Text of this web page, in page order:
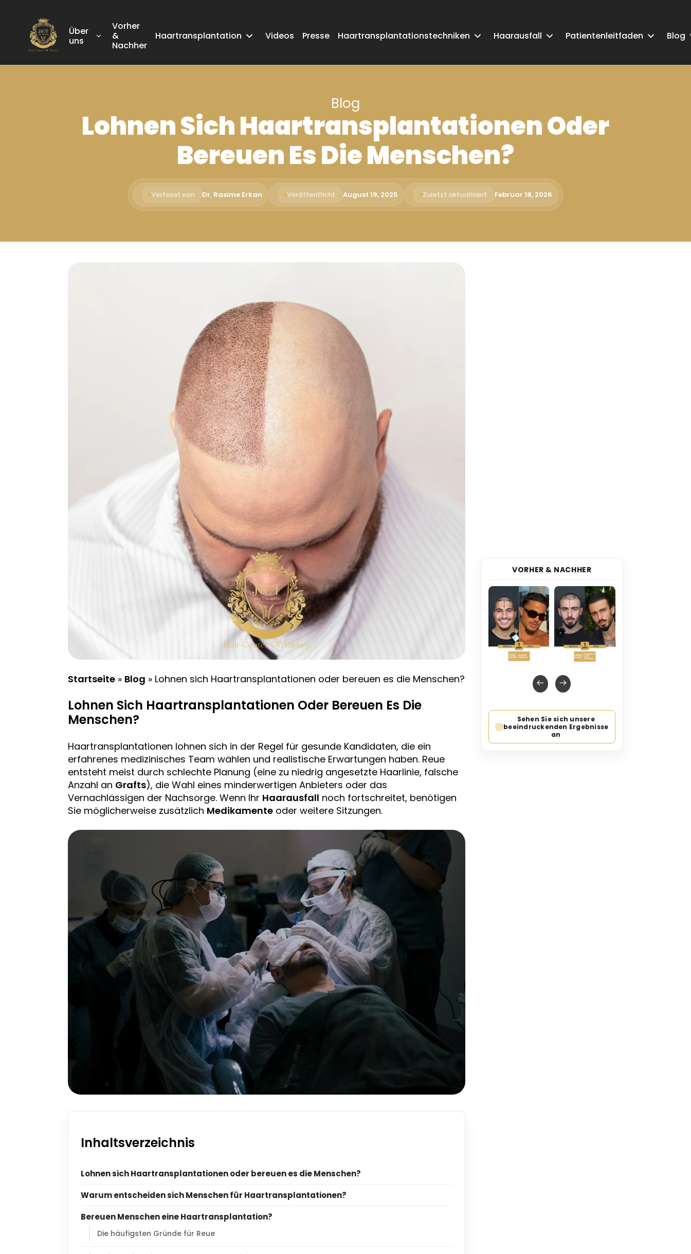
Über
uns
Vorher
&
Nachher
Haartransplantation Videos Presse Haartransplantationstechniken Haarausfall Patientenleitfaden Blog
Blog
Lohnen Sich Haartransplantationen Oder
Bereuen Es Die Menschen?
Verfasst von: Dr. Rasime Erkan Veröffentlicht: August 19, 2025 Zuletzt aktualisiert: Februar 18, 2026
Startseite » Blog » Lohnen sich Haartransplantationen oder bereuen es die Menschen?
Lohnen Sich Haartransplantationen Oder Bereuen Es Die
Menschen?
Haartransplantationen lohnen sich in der Regel für gesunde Kandidaten, die ein
erfahrenes medizinisches Team wählen und realistische Erwartungen haben. Reue
entsteht meist durch schlechte Planung (eine zu niedrig angesetzte Haarlinie, falsche
Anzahl an Grafts), die Wahl eines minderwertigen Anbieters oder das
Vernachlässigen der Nachsorge. Wenn Ihr Haarausfall noch fortschreitet, benötigen
Sie möglicherweise zusätzlich Medikamente oder weitere Sitzungen.
Inhaltsverzeichnis
Lohnen sich Haartransplantationen oder bereuen es die Menschen?
Warum entscheiden sich Menschen für Haartransplantationen?
Bereuen Menschen eine Haartransplantation?
Die häufigsten Gründe für Reue
VORHER & NACHHER
Sehen Sie sich unsere
beeindruckenden Ergebnisse
an